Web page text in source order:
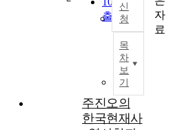
출력
신
청
목
차
보
기
주진오의
한국현재사
자
료